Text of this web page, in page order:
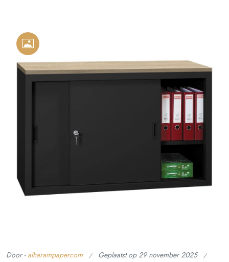
Door - alharampapercom Geplaatst op29 november 2025